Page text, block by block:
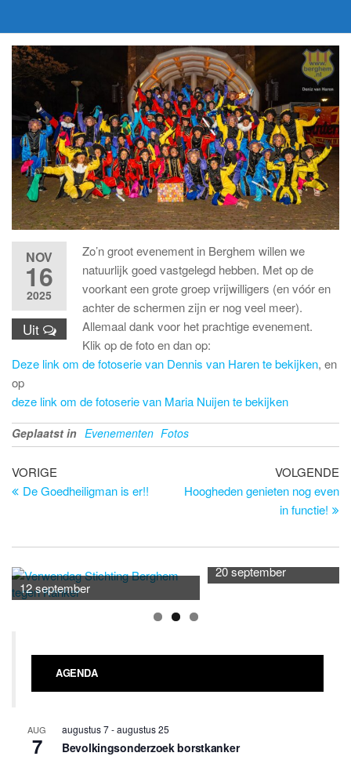
NOV
16
2025
Uit
Zo’n groot evenement in Berghem willen we
natuurlijk goed vastgelegd hebben. Met op de
voorkant een grote groep vrijwilligers (en vóór en
achter de schermen zijn er nog veel meer).
Allemaal dank voor het prachtige evenement.
Klik op de foto en dan op:
Deze link om de fotoserie van Dennis van Haren te bekijken, en
op
deze link om de fotoserie van Maria Nuijen te bekijken
Geplaatst in Evenementen Fotos
Bericht
navigatie
Vorig
bericht
VORIGE
De Goedheiligman is er!!
VOLGENDE
Hoogheden genieten nog even
in functie!
12 september
20 september
AGENDA
AUG
7
augustus 7-augustus 25
Bevolkingsonderzoek borstkanker